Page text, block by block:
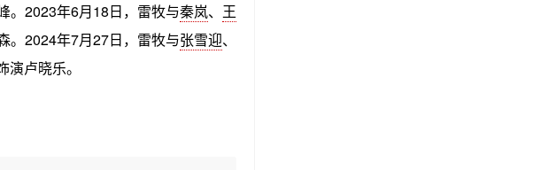
。2023年6月18日，雷牧与秦岚、 王
。2024年7月27日，雷牧与张雪迎、
卢晓乐。